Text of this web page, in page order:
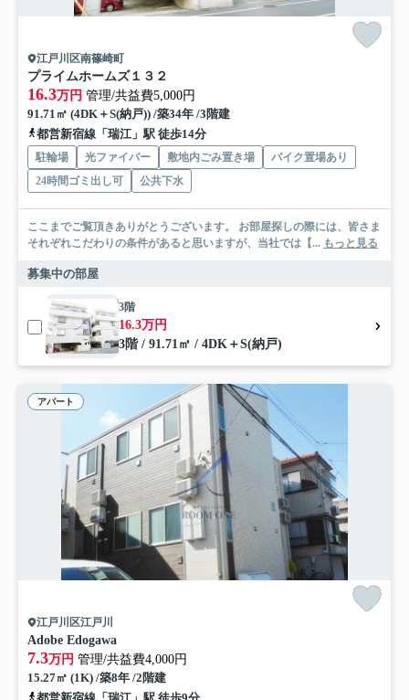
江戸川区南篠崎町
プライムホームズ１３２
16.3万円 管理/共益費5,000円
91.71㎡ (4DK＋S(納戸)) /築34年 /3階建
都営新宿線「瑞江」駅 徒歩14分
駐輪場 光ファイバー 敷地内ごみ置き場
バイク置場あり
24時間ゴミ出し可
公共下水
ここまでご覧頂きありがとうございます。 お部屋探しの際には、皆さま
それぞれこだわりの条件があると思いますが、当社では【... もっと見る
募集中の部屋
3階
16.3万円
3階 / 91.71㎡ / 4DK＋S(納戸)
アパート
江戸川区江戸川
Adobe Edogawa
7.3万円 管理/共益費4,000円
15.27㎡ (1K) /築8年 /2階建